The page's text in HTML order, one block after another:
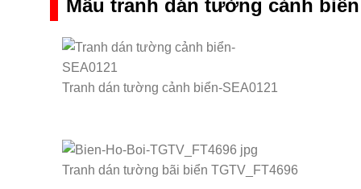
Mẫu tranh dán tường cảnh
Tranh dán tường cảnh biển-SEA0121
Tranh dán tường bãi biển TGTV_FT4696